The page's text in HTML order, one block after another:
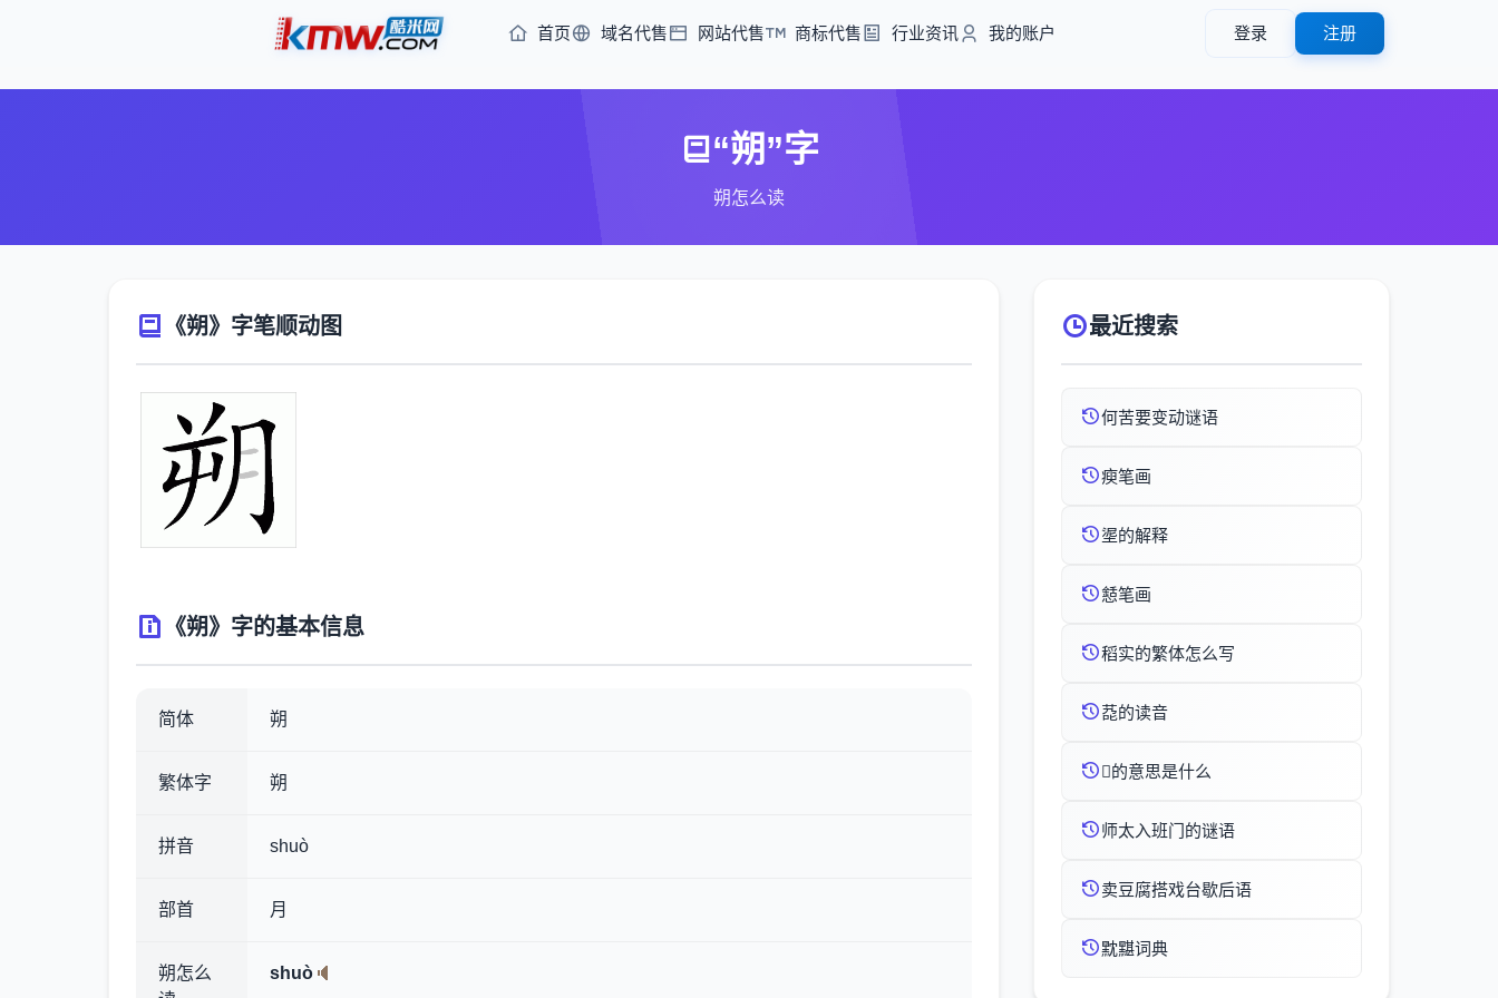
首页 域名代售 网站代售 商标代售 行业资讯 我的账户 登录 注册
“朔”字
朔怎么读
《朔》字笔顺动图
《朔》字的基本信息
简体 朔
繁体字 朔
拼音 shuò
部首 月
朔怎么
shuò
最近搜索
何苦要变动谜语
瘐笔画
埿的解释
懖笔画
稻实的繁体怎么写
莻的读音
的意思是什么
师太入班门的谜语
卖豆腐搭戏台歇后语
黕黮词典